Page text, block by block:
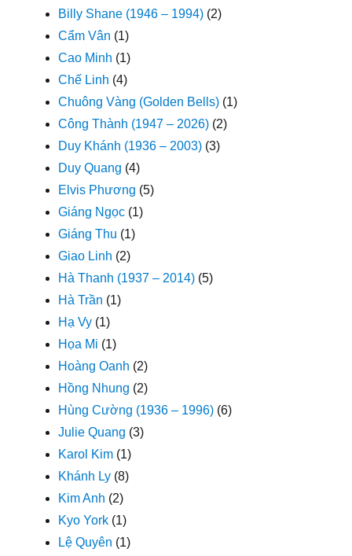
Billy Shane (1946 – 1994) (2)
Cẩm Vân (1)
Cao Minh (1)
Chế Linh (4)
Chuông Vàng (Golden Bells) (1)
Công Thành (1947 – 2026) (2)
Duy Khánh (1936 – 2003) (3)
Duy Quang (4)
Elvis Phương (5)
Giáng Ngọc (1)
Giáng Thu (1)
Giao Linh (2)
Hà Thanh (1937 – 2014) (5)
Hà Trần (1)
Hạ Vy (1)
Họa Mi (1)
Hoàng Oanh (2)
Hồng Nhung (2)
Hùng Cường (1936 – 1996) (6)
Julie Quang (3)
Karol Kim (1)
Khánh Ly (8)
Kim Anh (2)
Kyo York (1)
Lệ Quyên (1)